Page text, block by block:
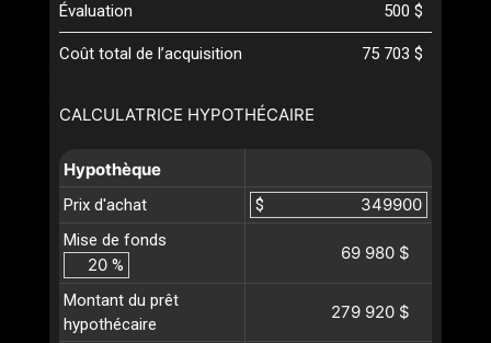
CALCULATRICE HYPOTHÉCAIRE
Hypothèque
Prix d'achat
$
Mise de fonds
%
69 980 $
Montant du prêt
hypothécaire
279 920 $
Évaluation
500 $
Coût total de l’acquisition 75 703 $